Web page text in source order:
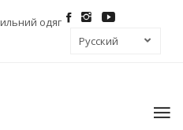
одяг